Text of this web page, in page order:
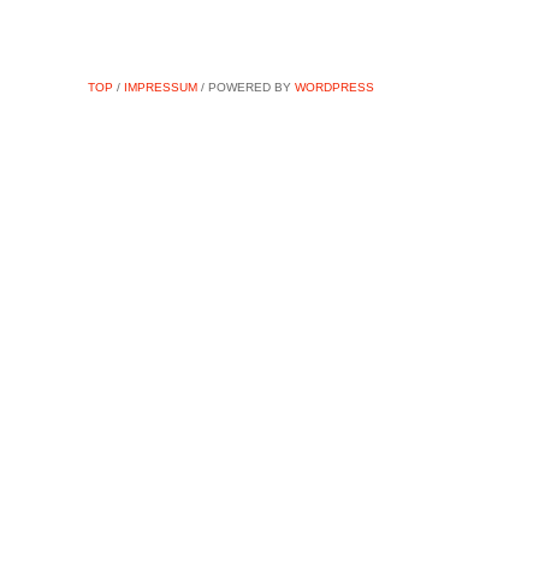
TOP / IMPRESSUM / POWERED BY WORDPRESS